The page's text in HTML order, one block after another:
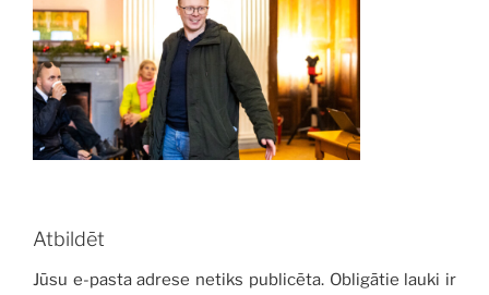
Atbildēt
Jūsu e-pasta adrese netiks publicēta. Obligātie lauki ir